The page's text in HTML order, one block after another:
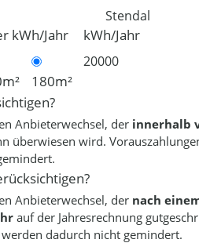
kWh/Jahr
180m²
kWh/Jahr
Anbieterwechsel, der innerhalb
überwiesen wird.
Anbieterwechsel, der nach
auf der Jahresrechnung
dadurch nicht gemindert.